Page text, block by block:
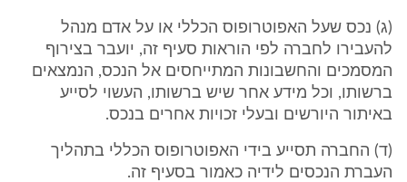
(ג) נכס שעל האפוטרופוס הכללי או על אדם מנהל
להעבירו לחברה לפי הוראות סעיף זה, יועבר בצירוף
המסמכים והחשבונות המתייחסים אל הנכס, הנמצאים
ברשותו, וכל מידע אחר שיש ברשותו, העשוי לסייע
באיתור היורשים ובעלי זכויות אחרים בנכס.
(ד) החברה תסייע בידי האפוטרופוס הכללי בתהליך
העברת הנכסים לידיה כאמור בסעיף זה.